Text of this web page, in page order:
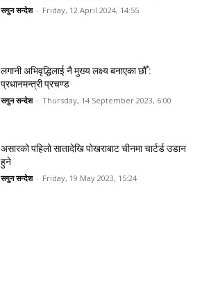
सगुन सन्देश - Friday, 12 April 2024, 14:55
लगानी अभिवृद्धिलाई नै मुख्य लक्ष्य बनाएका छौँ :
प्रधानमन्त्री प्रचण्ड
सगुन सन्देश - Thursday, 14 September 2023, 6:00
असारको पहिलो सातादेखि पोखराबाट चीनमा चार्टर्ड उडान
हुने
सगुन सन्देश - Friday, 19 May 2023, 15:24